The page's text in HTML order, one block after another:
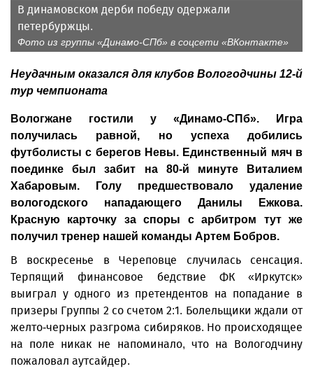
В динамовском дерби победу одержали
петербуржцы.
Фото из группы «Динамо-СПб» в соцсети «ВКонтакте»
Неудачным оказался для клубов Вологодчины 12-й
тур чемпионата
Вологжане гостили у «Динамо-СПб». Игра
получилась равной, но успеха добились
футболисты с берегов Невы. Единственный мяч в
поединке был забит на 80-й минуте Виталием
Хабаровым. Голу предшествовало удаление
вологодского нападающего Данилы Ежкова.
Красную карточку за споры с арбитром тут же
получил тренер нашей команды Артем Бобров.
В воскресенье в Череповце случилась сенсация.
Терпящий финансовое бедствие ФК «Иркутск»
выиграл у одного из претендентов на попадание в
призеры Группы 2 со счетом 2:1. Болельщики ждали от
желто-черных разгрома сибиряков. Но происходящее
на поле никак не напоминало, что на Вологодчину
пожаловал аутсайдер.